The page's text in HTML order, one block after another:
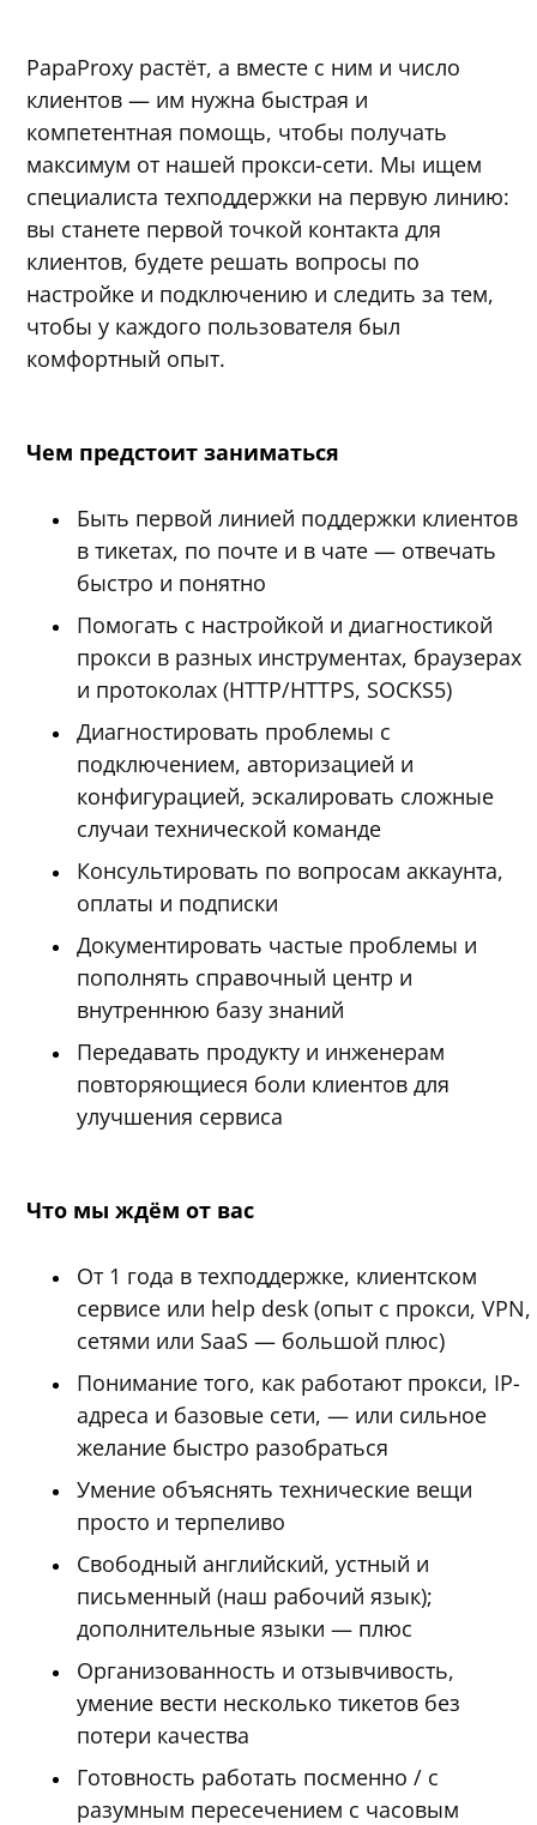
PapaProxy растёт, а вместе с ним и число
клиентов — им нужна быстрая и
компетентная помощь, чтобы получать
максимум от нашей прокси-сети. Мы ищем
специалиста техподдержки на первую линию:
вы станете первой точкой контакта для
клиентов, будете решать вопросы по
настройке и подключению и следить за тем,
чтобы у каждого пользователя был
комфортный опыт.
Чем предстоит заниматься
Быть первой линией поддержки клиентов
в тикетах, по почте и в чате — отвечать
быстро и понятно
Помогать с настройкой и диагностикой
прокси в разных инструментах, браузерах
и протоколах (HTTP/HTTPS, SOCKS5)
Диагностировать проблемы с
подключением, авторизацией и
конфигурацией, эскалировать сложные
случаи технической команде
Консультировать по вопросам аккаунта,
оплаты и подписки
Документировать частые проблемы и
пополнять справочный центр и
внутреннюю базу знаний
Передавать продукту и инженерам
повторяющиеся боли клиентов для
улучшения сервиса
Что мы ждём от вас
От 1 года в техподдержке, клиентском
сервисе или help desk (опыт с прокси, VPN,
сетями или SaaS — большой плюс)
Понимание того, как работают прокси, IP-
адреса и базовые сети, — или сильное
желание быстро разобраться
Умение объяснять технические вещи
просто и терпеливо
Свободный английский, устный и
письменный (наш рабочий язык);
дополнительные языки — плюс
Организованность и отзывчивость,
умение вести несколько тикетов без
потери качества
Готовность работать посменно / с
разумным пересечением с часовым